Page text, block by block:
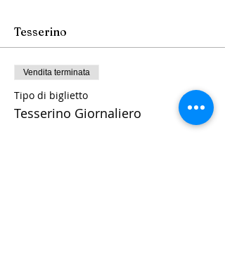
Tesserino
Vendita terminata
Tipo di biglietto
Tesserino Giornaliero